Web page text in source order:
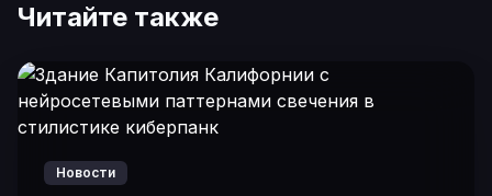
Читайте также
Новости